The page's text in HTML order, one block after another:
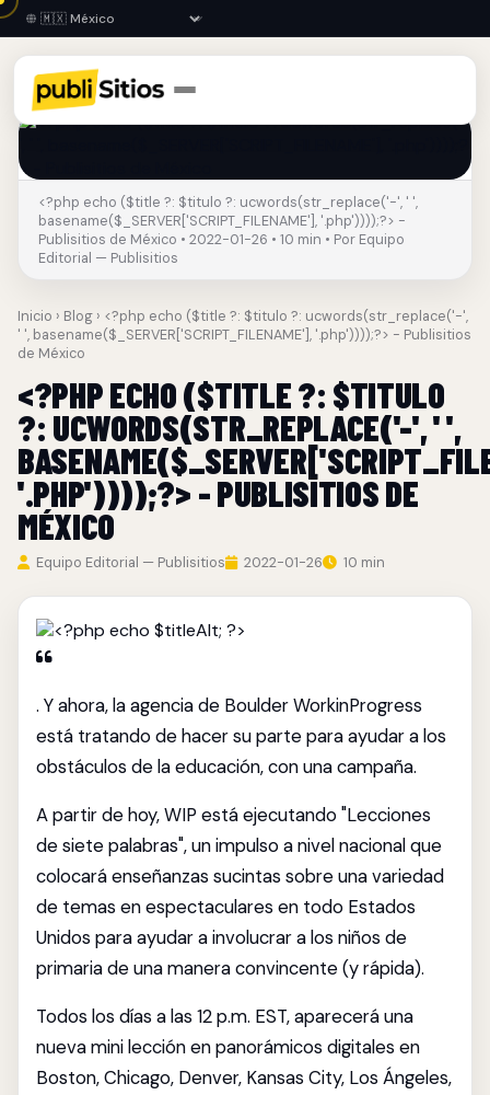
<?php echo ($title ?: $titulo ?: ucwords(str_replace('-', ' ',
basename($_SERVER['SCRIPT_FILENAME'], '.php'))));?> -
Publisitios de México • 2022-01-26 • 10 min • Por Equipo
Editorial — Publisitios
Inicio › Blog › <?php echo ($title ?: $titulo ?: ucwords(str_replace('-',
' ', basename($_SERVER['SCRIPT_FILENAME'], '.php'))));?> - Publisitios
de México
<?PHP ECHO ($TITLE ?: $TITULO
?: UCWORDS(STR_REPLACE('-', ' ',
'.PHP'))));?> - PUBLISITIOS DE
MÉXICO
Equipo Editorial — Publisitios 2022-01-26 10 min
. Y ahora, la agencia de Boulder WorkinProgress
está tratando de hacer su parte para ayudar a los
obstáculos de la educación, con una campaña.
A partir de hoy, WIP está ejecutando "Lecciones
de siete palabras", un impulso a nivel nacional que
colocará enseñanzas sucintas sobre una variedad
de temas en espectaculares en todo Estados
Unidos para ayudar a involucrar a los niños de
primaria de una manera convincente (y rápida).
Todos los días a las 12 p.m. EST, aparecerá una
nueva mini lección en panorámicos digitales en
Boston, Chicago, Denver, Kansas City, Los Ángeles,